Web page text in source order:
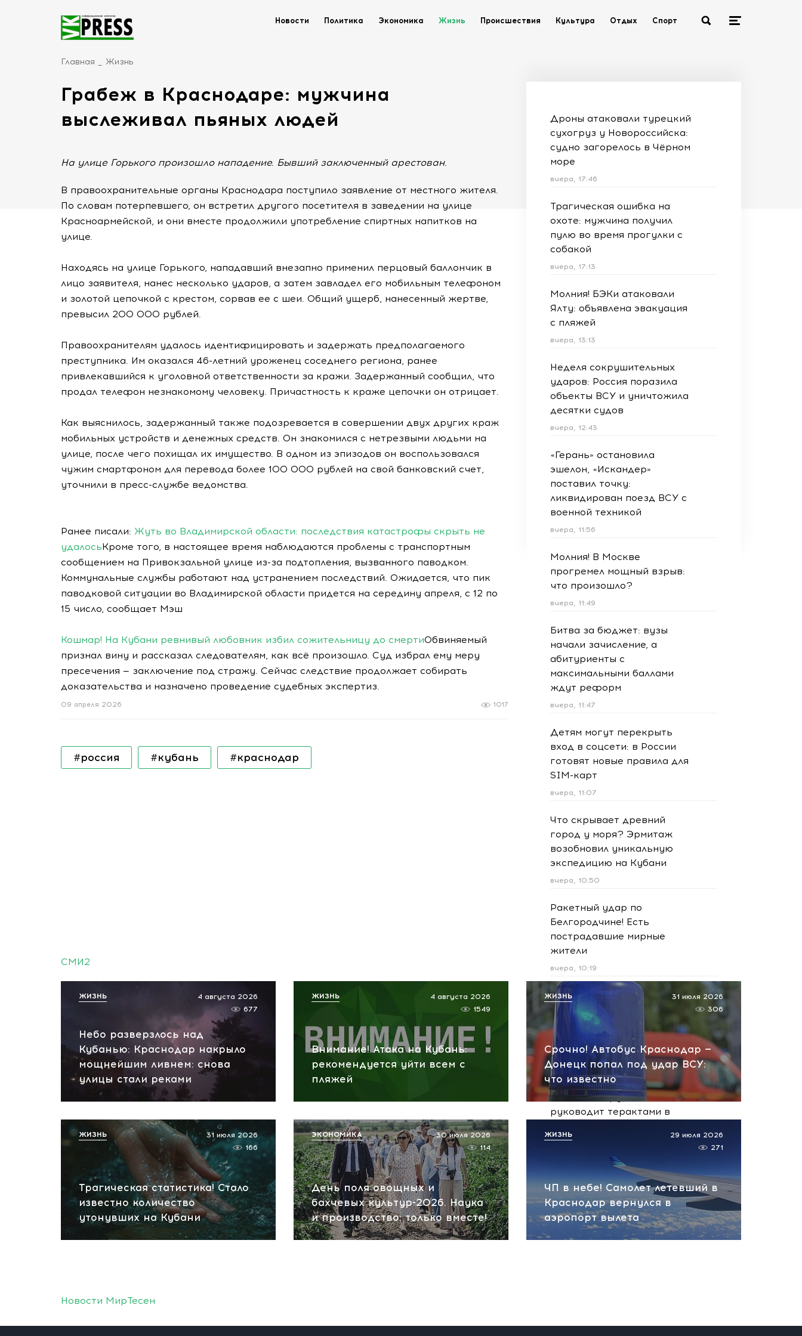
Новости Политика Экономика Жизнь Происшествия Культура Отдых Спорт
Главная Жизнь
Грабеж в Краснодаре: мужчина
выслеживал пьяных людей
На улице Горького произошло нападение. Бывший заключенный арестован.
В правоохранительные органы Краснодара поступило заявление от местного жителя.
По словам потерпевшего, он встретил другого посетителя в заведении на улице
Красноармейской, и они вместе продолжили употребление спиртных напитков на
улице.
Находясь на улице Горького, нападавший внезапно применил перцовый баллончик в
лицо заявителя, нанес несколько ударов, а затем завладел его мобильным телефоном
и золотой цепочкой с крестом, сорвав ее с шеи. Общий ущерб, нанесенный жертве,
превысил 200 000 рублей.
Правоохранителям удалось идентифицировать и задержать предполагаемого
преступника. Им оказался 46-летний уроженец соседнего региона, ранее
привлекавшийся к уголовной ответственности за кражи. Задержанный сообщил, что
продал телефон незнакомому человеку. Причастность к краже цепочки он отрицает.
Как выяснилось, задержанный также подозревается в совершении двух других краж
мобильных устройств и денежных средств. Он знакомился с нетрезвыми людьми на
улице, после чего похищал их имущество. В одном из эпизодов он воспользовался
чужим смартфоном для перевода более 100 000 рублей на свой банковский счет,
уточнили в пресс-службе ведомства.
Ранее писали: Жуть во Владимирской области: последствия катастрофы скрыть не
удалосьКроме того, в настоящее время наблюдаются проблемы с транспортным
сообщением на Привокзальной улице из-за подтопления, вызванного паводком.
Коммунальные службы работают над устранением последствий. Ожидается, что пик
паводковой ситуации во Владимирской области придется на середину апреля, с 12 по
15 число, сообщает Мэш
Кошмар! На Кубани ревнивый любовник избил сожительницу до смертиОбвиняемый
признал вину и рассказал следователям, как всё произошло. Суд избрал ему меру
пресечения — заключение под стражу. Сейчас следствие продолжает собирать
доказательства и назначено проведение судебных экспертиз.
1017
09 апреля 2026
#россия #кубань #краснодар
Дроны атаковали турецкий
сухогруз у Новороссийска:
судно загорелось в Чёрном
море
вчера, 17:46
Трагическая ошибка на
охоте: мужчина получил
пулю во время прогулки с
собакой
вчера, 17:13
Молния! БЭКи атаковали
Ялту: объявлена эвакуация
с пляжей
вчера, 13:13
Неделя сокрушительных
ударов: Россия поразила
объекты ВСУ и уничтожила
десятки судов
вчера, 12:43
«Герань» остановила
эшелон, «Искандер»
поставил точку:
ликвидирован поезд ВСУ с
военной техникой
вчера, 11:56
Молния! В Москве
прогремел мощный взрыв:
что произошло?
вчера, 11:49
Битва за бюджет: вузы
начали зачисление, а
абитуриенты с
максимальными баллами
ждут реформ
вчера, 11:47
Детям могут перекрыть
вход в соцсети: в России
готовят новые правила для
SIM-карт
вчера, 11:07
Что скрывает древний
город у моря? Эрмитаж
возобновил уникальную
экспедицию на Кубани
вчера, 10:50
Ракетный удар по
Белгородчине! Есть
пострадавшие мирные
жители
вчера, 10:19
Срочно! В Геленджике и
Новороссийске громко -
работает ПВО:
рекомендуется уйти с
пляжей
вчера, 10:13
НАТО планирует и
руководит терактами в
заявление хакеров
СМИ2
Небо разверзлось над
Кубанью: Краснодар накрыло
мощнейшим ливнем: снова
улицы стали реками
4 августа 2026
677
ЖИЗНЬ
Внимание! Атака на Кубань:
рекомендуется уйти всем с
пляжей
4 августа 2026
1549
ЖИЗНЬ
Срочно! Автобус Краснодар —
Донецк попал под удар ВСУ:
что известно
31 июля 2026
306
ЖИЗНЬ
Трагическая статистика! Стало
известно количество
утонувших на Кубани
31 июля 2026
166
ЖИЗНЬ
День поля овощных и
бахчевых культур-2026. Наука
и производство: только вместе!
30 июля 2026
114
ЭКОНОМИКА
ЧП в небе! Самолет летевший в
Краснодар вернулся в
аэропорт вылета
29 июля 2026
271
ЖИЗНЬ
Новости МирТесен